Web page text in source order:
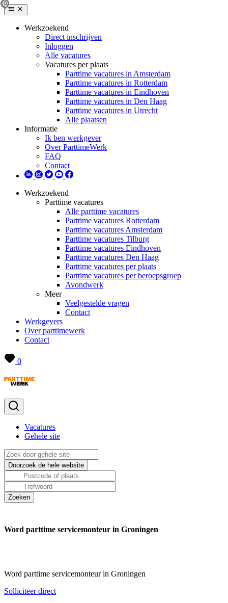
Werkzoekend
Direct inschrijven
Inloggen
Alle vacatures
Vacatures per plaats
Parttime vacatures in Amsterdam
Parttime vacatures in Rotterdam
Parttime vacatures in Eindhoven
Parttime vacatures in Den Haag
Parttime vacatures in Utrecht
Alle plaatsen
Informatie
Ik ben werkgever
Over ParttimeWerk
FAQ
Contact
Werkzoekend
Parttime vacatures
Alle parttime vacatures
Parttime vacatures Rotterdam
Parttime vacatures Amsterdam
Parttime vacatures Tilburg
Parttime vacatures Eindhoven
Parttime vacatures Den Haag
Parttime vacatures per plaats
Parttime vacatures per beroepsgroep
Avondwerk
Meer
Veelgestelde vragen
Contact
Werkgevers
Over parttimewerk
Contact
0
Vacatures
Gehele site
Word parttime servicemonteur in Groningen
Word parttime servicemonteur in Groningen
Solliciteer direct